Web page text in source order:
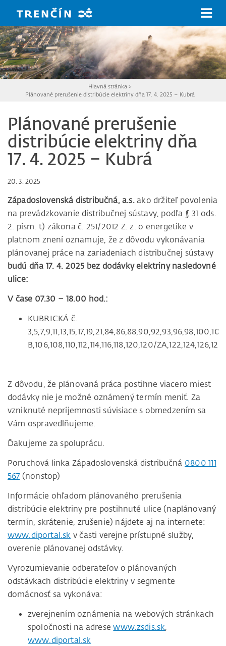
Hlavná stránka >
Plánované prerušenie distribúcie elektriny dňa 17. 4. 2025 – Kubrá
Plánované prerušenie
distribúcie elektriny dňa
17. 4. 2025 – Kubrá
20. 3. 2025
Západoslovenská distribučná, a.s.ako držiteľ povolenia
na prevádzkovanie distribučnej sústavy, podľa § 31 ods.
2. písm. t) zákona č. 251/2012 Z. z. o energetike v
platnom znení oznamuje, že z dôvodu vykonávania
plánovanej práce na zariadeniach distribučnej sústavy
budú dňa 17. 4. 2025 bez dodávky elektriny nasledovné
ulice:
V čase 07.30 – 18.00 hod.:
KUBRICKÁ č.
B,106,108,110,112,114,116,118,120,120/
Z dôvodu, že plánovaná práca postihne viacero miest
dodávky nie je možné oznámený termín meniť. Za
vzniknuté nepríjemnosti súvisiace s obmedzením sa
Vám ospravedlňujeme.
Ďakujeme za spoluprácu.
Poruchová linka Západoslovenská distribučná 0800 111
567 (nonstop)
Informácie ohľadom plánovaného prerušenia
distribúcie elektriny pre postihnuté ulice (naplánovaný
termín, skrátenie, zrušenie) nájdete aj na internete:
www.diportal.sk v časti verejne prístupné služby,
overenie plánovanej odstávky.
Vyrozumievanie odberateľov o plánovaných
odstávkach distribúcie elektriny v segmente
domácnosť sa vykonáva:
zverejnením oznámenia na webových stránkach
spoločnosti na adresewww.zsdis.sk,
www.diportal.sk